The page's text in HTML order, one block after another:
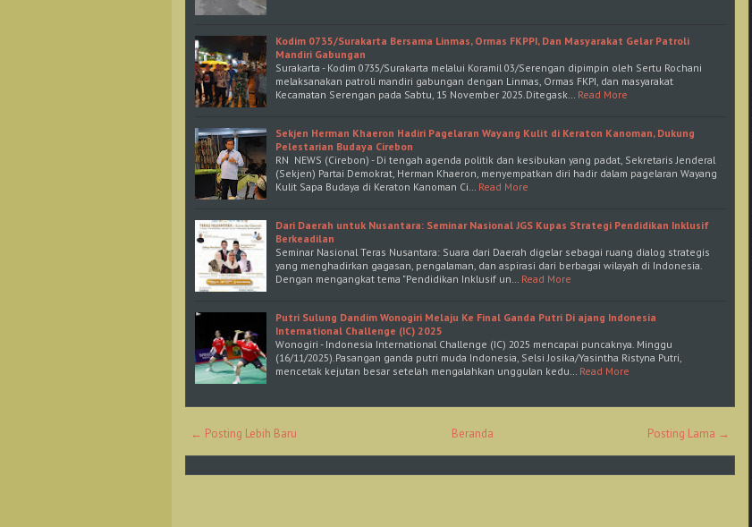
Kodim 0735/Surakarta Bersama Linmas, Ormas FKPPI, Dan Masyarakat Gelar Patroli
Mandiri Gabungan
Surakarta - Kodim 0735/Surakarta melalui Koramil 03/Serengan dipimpin oleh Sertu Rochani
melaksanakan patroli mandiri gabungan dengan Linmas, Ormas FKPI, dan masyarakat
Kecamatan Serengan pada Sabtu, 15 November 2025.Ditegask… Read More
Sekjen Herman Khaeron Hadiri Pagelaran Wayang Kulit di Keraton Kanoman, Dukung
Pelestarian Budaya Cirebon
RN NEWS (Cirebon) - Di tengah agenda politik dan kesibukan yang padat, Sekretaris Jenderal
(Sekjen) Partai Demokrat, Herman Khaeron, menyempatkan diri hadir dalam pagelaran Wayang
Kulit Sapa Budaya di Keraton Kanoman Ci… Read More
Dari Daerah untuk Nusantara: Seminar Nasional JGS Kupas Strategi Pendidikan Inklusif
Berkeadilan
Seminar Nasional Teras Nusantara: Suara dari Daerah digelar sebagai ruang dialog strategis
yang menghadirkan gagasan, pengalaman, dan aspirasi dari berbagai wilayah di Indonesia.
Dengan mengangkat tema "Pendidikan Inklusif un… Read More
Putri Sulung Dandim Wonogiri Melaju Ke Final Ganda Putri Di ajang Indonesia
International Challenge (IC) 2025
Wonogiri - Indonesia International Challenge (IC) 2025 mencapai puncaknya. Minggu
(16/11/2025).Pasangan ganda putri muda Indonesia, Selsi Josika/Yasintha Ristyna Putri,
mencetak kejutan besar setelah mengalahkan unggulan kedu… Read More
← Posting Lebih Baru Posting Lama →
Beranda